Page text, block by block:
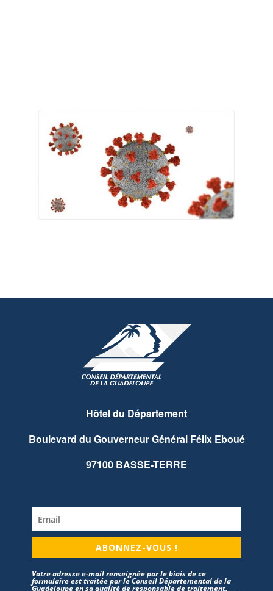
Hôtel du Département
Boulevard du Gouverneur Général Félix Eboué
97100 BASSE-TERRE
ABONNEZ-VOUS !
Votre adresse e-mail renseignée par le biais de ce
formulaire est traitée par le Conseil Départemental de la
Guadeloupe en sa qualité de responsable de traitement,